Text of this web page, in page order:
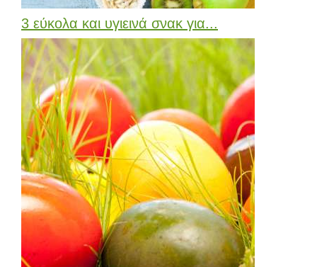
3 εύκολα και υγιεινά σνακ για...